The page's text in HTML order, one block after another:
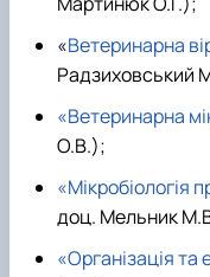
«Ветеринарна
Радзиховський
«Ветеринарна
О.В.);
«Мікробіологія
доц. Мельник
«Організація та